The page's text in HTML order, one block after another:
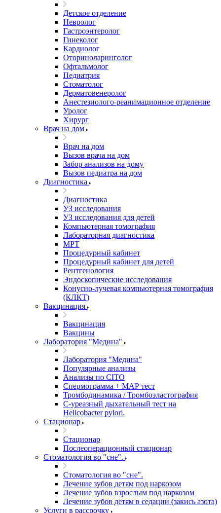
Детское отделение
Невролог
Гастроэнтеролог
Гинеколог
Кардиолог
Оториноларинголог
Офтальмолог
Педиатрия
Стоматолог
Дерматовенеролог
Анестезиолого-реанимационное отделение
Уролог
Хирург
Врач на дом
Врач на дом
Вызов врача на дом
Забор анализов на дому
Вызов педиатра на дом
Диагностика
Диагностика
УЗ исследования
УЗ исследования для детей
Компьютерная томография
Лабораторная диагностика
МРТ
Процедурный кабинет
Процедурный кабинет для детей
Рентгенология
Эндоскопические исследования
Конусно-лучевая компьютерная томография
(КЛКТ)
Вакцинация
Вакцинация
Вакцины
Лаборатория "Медина"
Лаборатория "Медина"
Популярные анализы
Анализы по CITO
Спермограмма + МАР тест
Тромбодинамика / Тромбоэластография
С-уреазный дыхательный тест на
Helicobacter pylori.
Стационар
Стационар
Послеоперационный стационар
Стоматология во "сне".
Стоматология во "сне".
Лечение зубов детям под наркозом
Лечение зубов взрослым под наркозом
Лечение зубов детям в седации (закись азота)
Услуги в рассрочку